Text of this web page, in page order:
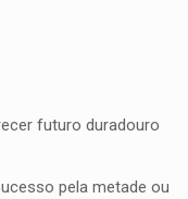
futuro duradouro
pela metade ou